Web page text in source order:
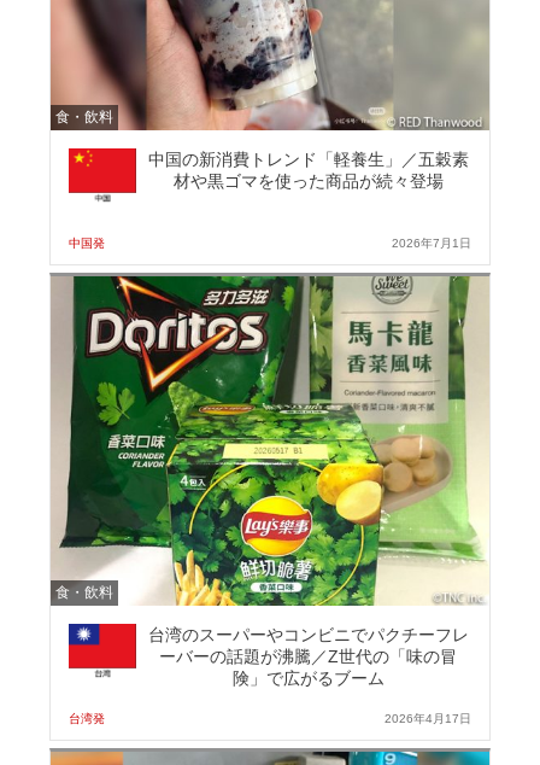
食・飲料
中国の新消費トレンド「軽養生」／五穀素
材や黒ゴマを使った商品が続々登場
中国発 2026年7月1日
食・飲料
台湾のスーパーやコンビニでパクチーフレ
ーバーの話題が沸騰／Z世代の「味の冒
険」で広がるブーム
台湾発 2026年4月17日